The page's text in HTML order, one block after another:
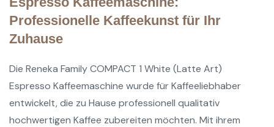
Professionelle Kaffeekunst für Ihr
Zuhause
Die Reneka Family COMPACT 1 White (Latte Art)
Espresso Kaffeemaschine wurde für Kaffeeliebhaber
entwickelt, die zu Hause professionell qualitativ
hochwertigen Kaffee zubereiten möchten. Mit ihrem